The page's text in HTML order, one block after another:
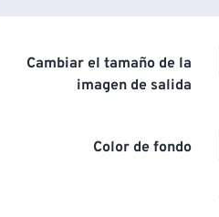
Cambiar el tamaño de la
imagen de salida
Color de fondo